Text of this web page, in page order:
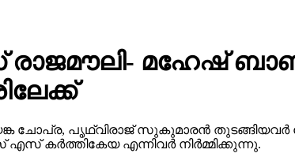
മഹേഷ് ബാബു
ചോപ്ര, പൃഥ്വിരാജ് സുകുമാരൻ തുടങ്ങിയവർ